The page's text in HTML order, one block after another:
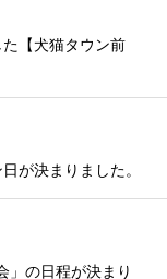
【犬猫タウン前
が決まりました。
」の日程が決まり